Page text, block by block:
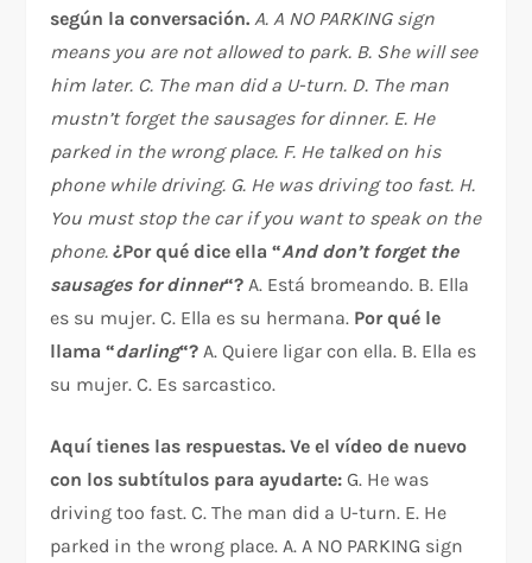
según la conversación. A. A NO PARKING sign
means you are not allowed to park. B. She will see
him later. C. The man did a U-turn. D. The man
mustn’t forget the sausages for dinner. E. He
parked in the wrong place. F. He talked on his
phone while driving. G. He was driving too fast. H.
You must stop the car if you want to speak on the
phone. ¿Por qué dice ella “And don’t forget the
sausages for dinner“? A. Está bromeando. B. Ella
es su mujer. C. Ella es su hermana. Por qué le
llama “darling“? A. Quiere ligar con ella. B. Ella es
su mujer. C. Es sarcastico.
Aquí tienes las respuestas. Ve el vídeo de nuevo
con los subtítulos para ayudarte: G. He was
driving too fast. C. The man did a U-turn. E. He
parked in the wrong place. A. A NO PARKING sign